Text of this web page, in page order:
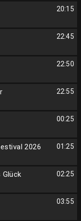
20:15
22:45
22:50
22:55
00:25
01:25
2026
02:25
03:55